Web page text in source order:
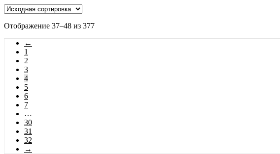
Отображение 37–48 из 377
←
1
2
3
4
5
6
7
…
30
31
32
→